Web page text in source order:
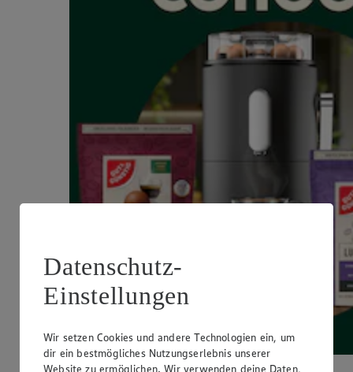
Datenschutz-
Einstellungen
Wir setzen Cookies und andere Technologien ein, um
dir ein bestmögliches Nutzungserlebnis unserer
Website zu ermöglichen. Wir verwenden deine Daten,